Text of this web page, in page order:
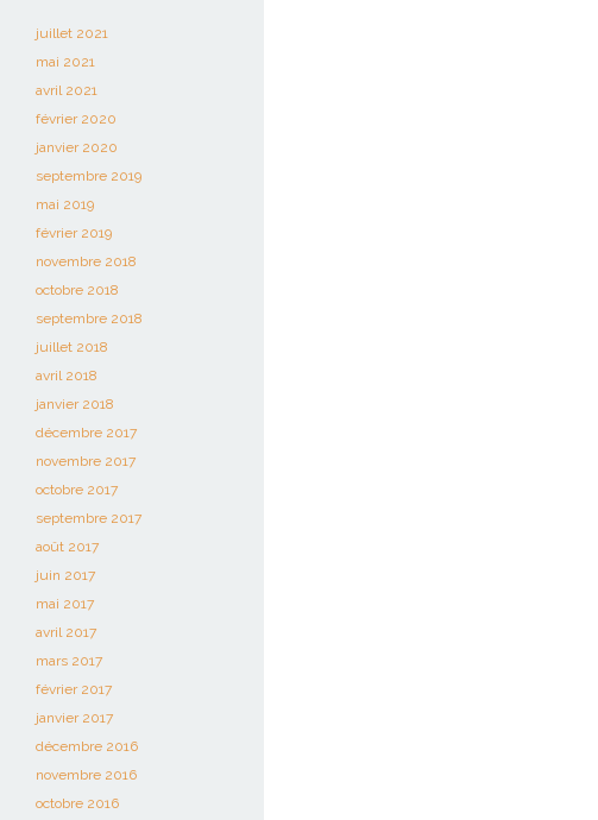
juillet 2021
mai 2021
avril 2021
février 2020
janvier 2020
septembre 2019
mai 2019
février 2019
novembre 2018
octobre 2018
septembre 2018
juillet 2018
avril 2018
janvier 2018
décembre 2017
novembre 2017
octobre 2017
septembre 2017
août 2017
juin 2017
mai 2017
avril 2017
mars 2017
février 2017
janvier 2017
décembre 2016
novembre 2016
octobre 2016